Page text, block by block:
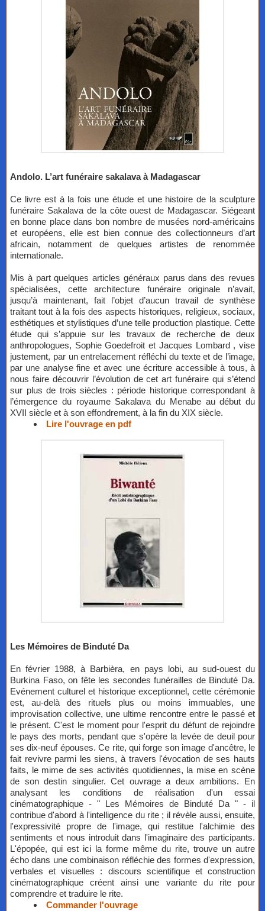
Andolo. L’art funéraire sakalava à Madagascar
Ce livre est à la fois une étude et une histoire de la sculpture
funéraire Sakalava de la côte ouest de Madagascar. Siégeant
en bonne place dans bon nombre de musées nord-américains
et européens, elle est bien connue des collectionneurs d’art
africain, notamment de quelques artistes de renommée
internationale.
Mis à part quelques articles généraux parus dans des revues
spécialisées, cette architecture funéraire originale n’avait,
jusqu’à maintenant, fait l’objet d’aucun travail de synthèse
traitant tout à la fois des aspects historiques, religieux, sociaux,
esthétiques et stylistiques d’une telle production plastique. Cette
étude qui s’appuie sur les travaux de recherche de deux
anthropologues, Sophie Goedefroit et Jacques Lombard , vise
justement, par un entrelacement réfléchi du texte et de l’image,
par une analyse fine et avec une écriture accessible à tous, à
nous faire découvrir l’évolution de cet art funéraire qui s’étend
sur plus de trois siècles : période historique correspondant à
l’émergence du royaume Sakalava du Menabe au début du
XVII siècle et à son effondrement, à la fin du XIX siècle.
Lire l'ouvrage en pdf
Les Mémoires de Binduté Da
En février 1988, à Barbièra, en pays lobi, au sud-ouest du
Burkina Faso, on fête les secondes funérailles de Binduté Da.
Evénement culturel et historique exceptionnel, cette cérémonie
est, au-delà des rituels plus ou moins immuables, une
improvisation collective, une ultime rencontre entre le passé et
le présent. C'est le moment pour l'esprit du défunt de rejoindre
le pays des morts, pendant que s'opère la levée de deuil pour
ses dix-neuf épouses. Ce rite, qui forge son image d'ancêtre, le
fait revivre parmi les siens, à travers l'évocation de ses hauts
faits, le mime de ses activités quotidiennes, la mise en scène
de son destin singulier. Cet ouvrage a deux ambitions. En
analysant les conditions de réalisation d'un essai
cinématographique - " Les Mémoires de Binduté Da " - il
contribue d'abord à l'intelligence du rite ; il révèle aussi, ensuite,
l'expressivité propre de l'image, qui restitue l'alchimie des
sentiments et nous introduit dans l'imaginaire des participants.
L'épopée, qui est ici la forme même du rite, trouve un autre
écho dans une combinaison réfléchie des formes d'expression,
verbales et visuelles : discours scientifique et construction
cinématographique créent ainsi une variante du rite pour
comprendre et traduire le rite.
Commander l'ouvrage